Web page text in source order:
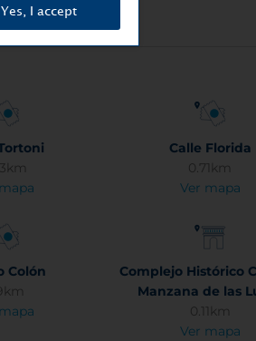
Calle Florida
0.71km
Ver mapa
Colón
Complejo Histórico
Manzana de las
0.11km
Ver mapa
Yes, I accept